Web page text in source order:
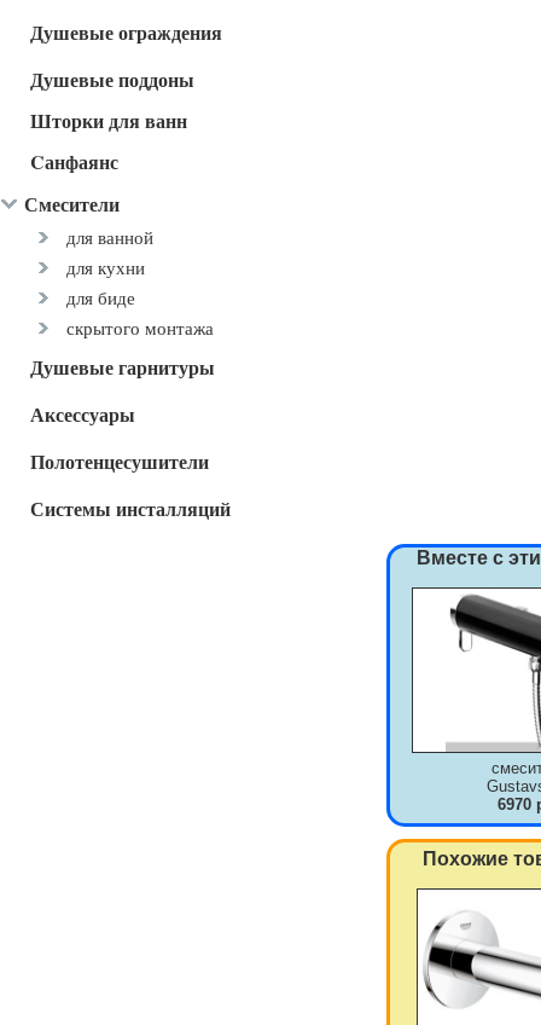
Душевые ограждения
Душевые поддоны
Шторки для ванн
Cанфаянс
Смесители
для ванной
для кухни
для биде
скрытого монтажа
Душевые гарнитуры
Аксессуары
Полотенцесушители
Системы инсталляций
Вместе с
6970
Похожие